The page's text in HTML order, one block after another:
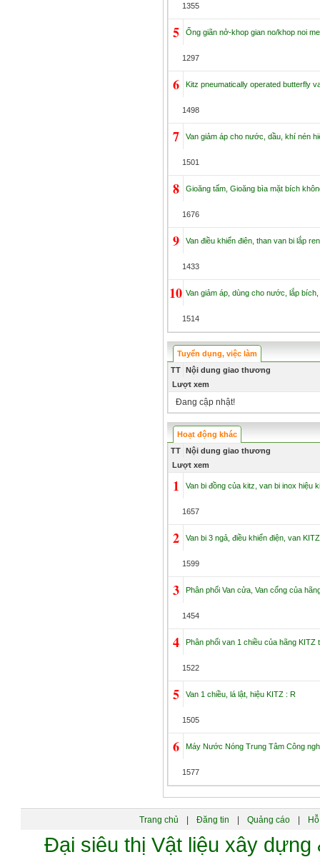
1355
5 Ống giãn nở-khop gian no/khop noi
1297
6 Kitz pneumatically operated butterfly
1498
7 Van giảm áp cho nước, dầu, khí nén
1501
8 Gioăng tấm, Gioăng bìa mặt bích
1676
9 Van điều khiển điên, than van bi lắp
1433
10 Van giảm áp, dùng cho nước, lắp
1514
Tuyển dụng, việc làm
TT
Nội dung giao thương
Lượt xem
Đang cập nhật!
Hoạt động khác
TT
Nội dung giao thương
Lượt xem
1 Van bi đồng của kitz, van bi inox hiệu
1657
2 Van bi 3 ngả, điều khiển điện, van
1599
3 Phân phối Van cửa, Van cổng của
1454
4 Phân phối van 1 chiều của hãng KITZ
1522
5 Van 1 chiều, lá lật, hiệu KITZ : R
1505
6 Máy Nước Nóng Trung Tâm Công
1577
Trang chủ Đăng tin Quảng cáo
Đại siêu thị Vật liệu xây